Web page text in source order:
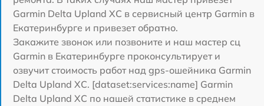
Garmin Delta Upland XC в сервисный центр Garmin в
Екатеринбурге и привезет обратно.
Закажите звонок или позвоните и наш мастер сц
Garmin в Екатеринбурге проконсультирует и
озвучит стоимость работ над gps-ошейника Garmin
Delta Upland XC. [dataset:services:name] Garmin
Delta Upland XC по нашей статистике в среднем